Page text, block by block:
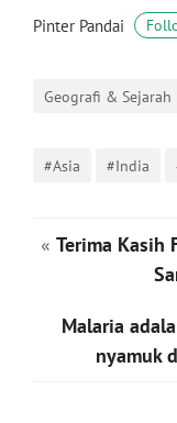
Pinter Pandai
Geografi & Sejarah
#Asia #India
« Terima Kasih
Malaria
nyamuk